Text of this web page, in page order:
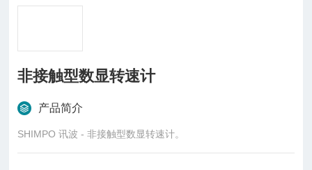
非接触型数显转速计
产品简介
SHIMPO 讯波 - 非接触型数显转速计。